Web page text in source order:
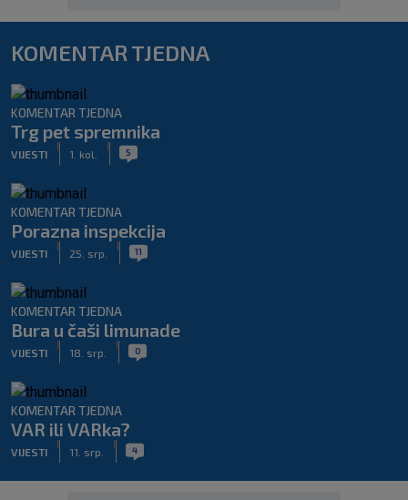
KOMENTAR TJEDNA
KOMENTAR TJEDNA
Trg pet spremnika
VIJESTI 1. kol. 5
KOMENTAR TJEDNA
Porazna inspekcija
VIJESTI 25. srp. 11
KOMENTAR TJEDNA
Bura u čaši limunade
VIJESTI 18. srp. 0
KOMENTAR TJEDNA
VAR ili VARka?
VIJESTI 11. srp. 4